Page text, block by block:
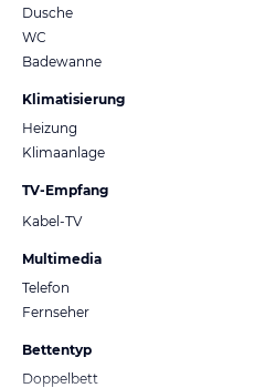
Dusche
WC
Badewanne
Klimatisierung
Heizung
Klimaanlage
TV-Empfang
Kabel-TV
Multimedia
Telefon
Fernseher
Bettentyp
Doppelbett